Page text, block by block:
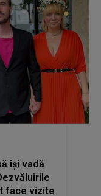
își vadă
face vizite